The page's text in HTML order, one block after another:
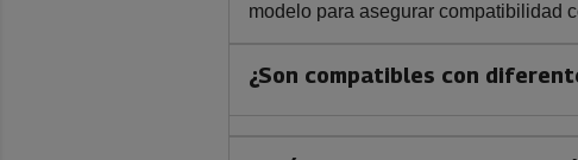
modelo para asegurar compatibilidad
¿Son compatibles con